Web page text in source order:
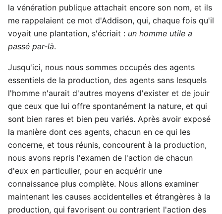
la vénération publique attachait encore son nom, et ils
me rappelaient ce mot d'Addison, qui, chaque fois qu'il
voyait une plantation, s'écriait : un homme utile a
passé par-là.
Jusqu'ici, nous nous sommes occupés des agents
essentiels de la production, des agents sans lesquels
l'homme n'aurait d'autres moyens d'exister et de jouir
que ceux que lui offre spontanément la nature, et qui
sont bien rares et bien peu variés. Après avoir exposé
la manière dont ces agents, chacun en ce qui les
concerne, et tous réunis, concourent à la production,
nous avons repris l'examen de l'action de chacun
d'eux en particulier, pour en acquérir une
connaissance plus complète. Nous allons examiner
maintenant les causes accidentelles et étrangères à la
production, qui favorisent ou contrarient l'action des